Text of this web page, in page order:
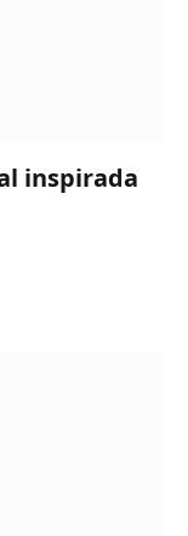
inspirada